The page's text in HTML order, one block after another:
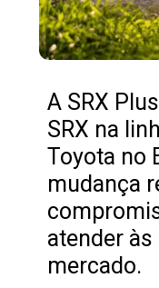
A SRX
SRX na
Toyota no
mudança
atender
mercado.